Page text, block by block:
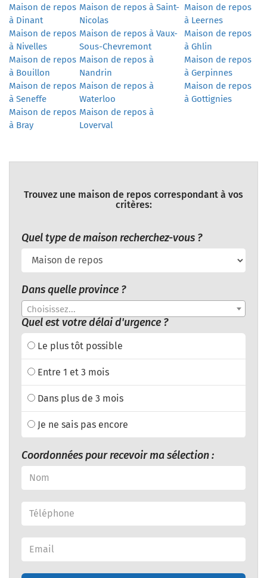
Maison de repos
à Dinant
Maison de repos à Saint-
Nicolas
Maison de repos
à Leernes
Maison de repos
à Nivelles
Maison de repos à Vaux-
Sous-Chevremont
Maison de repos
à Ghlin
Maison de repos
à Bouillon
Maison de repos à
Nandrin
Maison de repos
à Gerpinnes
Maison de repos
à Seneffe
Maison de repos à
Waterloo
Maison de repos
à Gottignies
Maison de repos
à Bray
Maison de repos à
Loverval
Trouvez une maison de repos correspondant à vos
critères:
Quel type de maison recherchez-vous ?
Dans quelle province ?
Choisissez...
Quel est votre délai d'urgence ?
Le plus tôt possible
Entre 1 et 3 mois
Dans plus de 3 mois
Je ne sais pas encore
Coordonnées pour recevoir ma sélection :